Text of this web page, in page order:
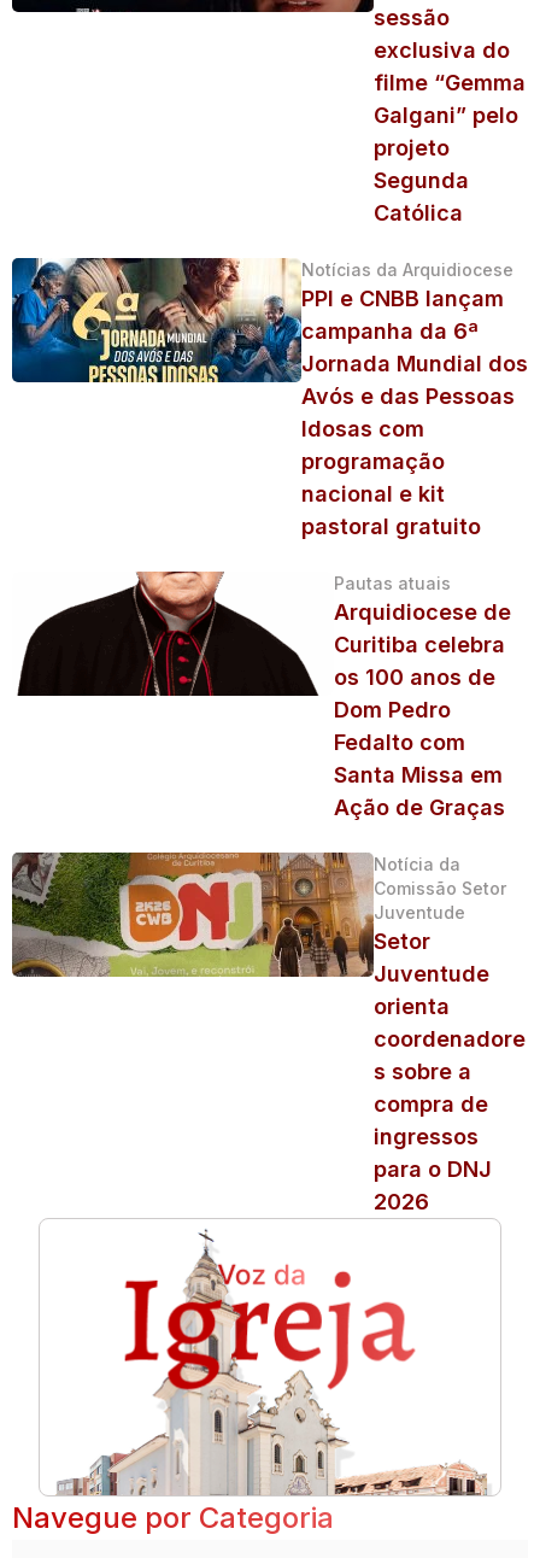
sessão
exclusiva do
filme “Gemma
Galgani” pelo
projeto
Segunda
Católica
Notícias da Arquidiocese
PPI e CNBB lançam
campanha da 6ª
Jornada Mundial dos
Avós e das Pessoas
Idosas com
programação
nacional e kit
pastoral gratuito
Pautas atuais
Arquidiocese de
Curitiba celebra
os 100 anos de
Dom Pedro
Fedalto com
Santa Missa em
Ação de Graças
Notícia da
Comissão Setor
Juventude
Setor
Juventude
orienta
coordenadore
s sobre a
compra de
ingressos
para o DNJ
2026
Navegue por Categoria